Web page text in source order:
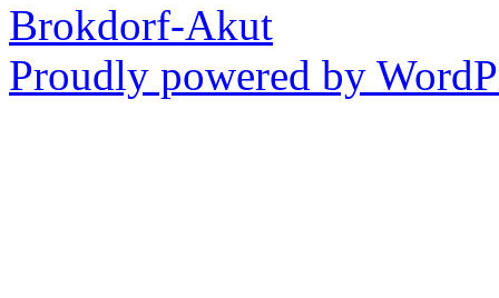
Brokdorf-Akut
Proudly powered by